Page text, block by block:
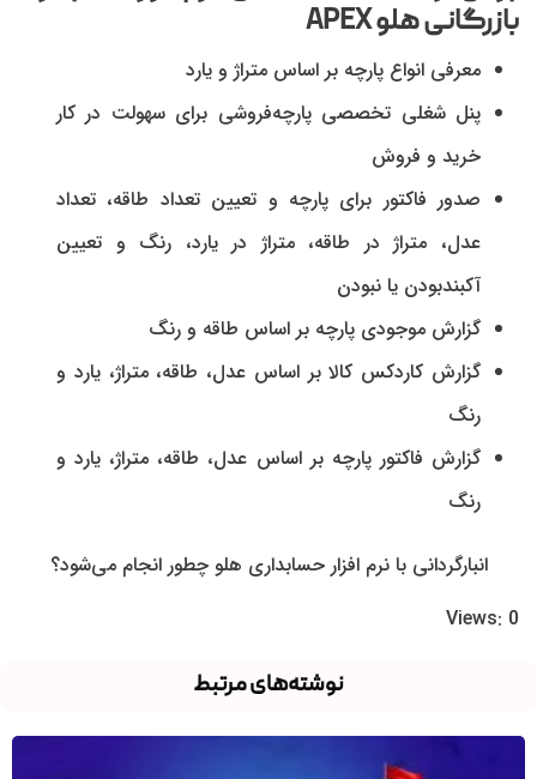
بازرگانی هلوAPEX
معرفی انواع پارچه بر اساس متراژ و یارد
پنل شغلی تخصصی پارچه‌فروشی برای سهولت در کار
خرید و فروش
صدور فاکتور برای پارچه و تعیین تعداد طاقه، تعداد
عدل، متراژ در طاقه، متراژ در یارد، رنگ و تعیین
آکبندبودن یا نبودن
گزارش موجودی‌ پارچه بر اساس طاقه و رنگ
گزارش کاردکس کالا بر اساس عدل، طاقه، متراژ، یارد و
رنگ
گزارش فاکتور پارچه بر اساس عدل، طاقه، متراژ، یارد و
رنگ
انبارگردانی با نرم افزار حسابداری هلو چطور انجام می‌شود؟
Views: 0
نوشته‌های مرتبط